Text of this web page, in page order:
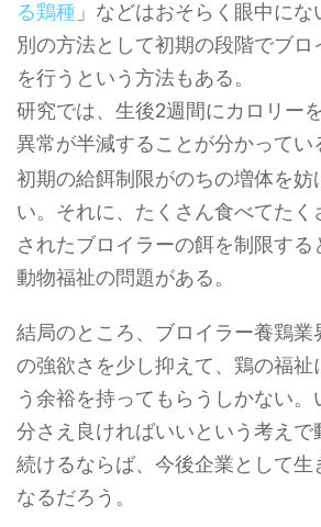
る鶏種 」などはおそらく眼中にな
別の方法として初期の段階でブ
を行うという方法もある。
研究では、生後2週間にカロリー
異常が半減することが分かってい
初期の給餌制限がのちの増体を妨
い。それに、たくさん食べてたく
されたブロイラーの餌を制限する
動物福祉の問題がある。
結局のところ、ブロイラー養鶏業
の強欲さを少し抑えて、鶏の福祉
う余裕を持ってもらうしかない。
分さえ良ければいいという考えで
続けるならば、今後企業として生
なるだろう。